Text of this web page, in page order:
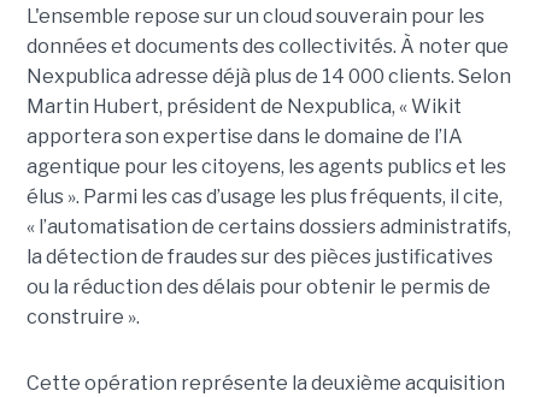
L'ensemble repose sur un cloud souverain pour les
données et documents des collectivités. À noter que
Nexpublica adresse déjà plus de 14 000 clients. Selon
Martin Hubert, président de Nexpublica, « Wikit
apportera son expertise dans le domaine de l’IA
agentique pour les citoyens, les agents publics et les
élus ». Parmi les cas d’usage les plus fréquents, il cite,
« l’automatisation de certains dossiers administratifs,
la détection de fraudes sur des pièces justificatives
ou la réduction des délais pour obtenir le permis de
construire ».
Cette opération représente la deuxième acquisition